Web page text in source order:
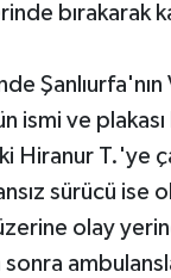
bırakarak
Şanlıurfa'nın
ismi ve
T.'ye
sürücü ise
olay
sonra